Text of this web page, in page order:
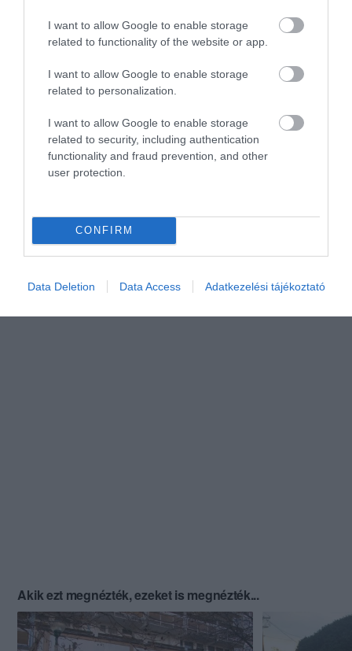
I want to allow Google to enable storage
related to functionality of the website or app.
I want to allow Google to enable storage
related to personalization.
I want to allow Google to enable storage
related to security, including authentication
functionality and fraud prevention, and other
user protection.
CONFIRM
Data Deletion Data Access Adatkezelési tájékoztató
Összesen 2
Akik ezt megnézték, ezeket is megnézték...